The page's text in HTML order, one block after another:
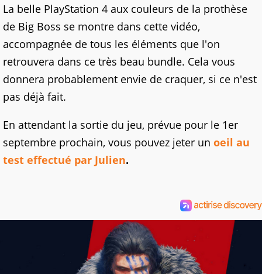
La belle PlayStation 4 aux couleurs de la prothèse
de Big Boss se montre dans cette vidéo,
accompagnée de tous les éléments que l'on
retrouvera dans ce très beau bundle. Cela vous
donnera probablement envie de craquer, si ce n'est
pas déjà fait.
En attendant la sortie du jeu, prévue pour le 1er
septembre prochain, vous pouvez jeter un oeil au
test effectué par Julien.